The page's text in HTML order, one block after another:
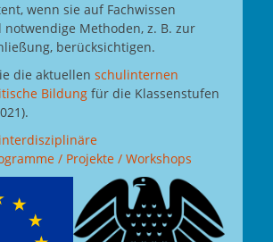
wenn sie auf Fachwissen
notwendige Methoden, z. B. zur
berücksichtigen.
die aktuellen schulinternen
Bildung für die Klassenstufen
interdisziplinäre
/ Projekte / Workshops